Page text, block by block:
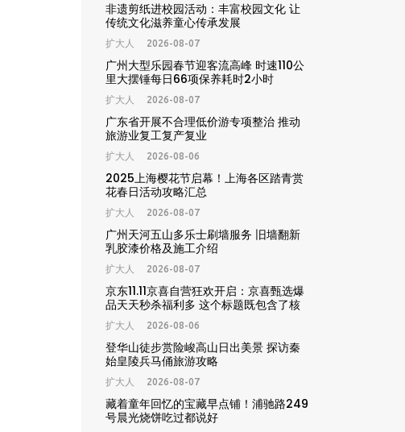
非遗剪纸进校园活动：丰富校园文化 让
传统文化滋养童心传承发展
扩大人 2026-08-07
广州大型乐园春节迎客流高峰 时速110公
里大摆锤每日66项保养耗时2小时
扩大人 2026-08-07
广东省开展不合理低价游专项整治 推动
旅游业复工复产复业
扩大人 2026-08-06
2025上海樱花节启幕！上海各区踏青赏
花春日活动攻略汇总
扩大人 2026-08-07
广州天河五山多乐士刷墙服务 旧墙翻新
乳胶漆价格及施工介绍
扩大人 2026-08-07
京东11.11京喜自营狂欢开启：京喜甄选爆
品天天秒杀福利多 这个标题既包含了核
心活动节点「京东11.11」、核心主体「京
喜自营」，也点出了核心福利信息「京喜
甄选爆品天天秒杀」，符合搜索用户的需
求习惯，全文共29字，符合要求。
扩大人 2026-08-06
登华山徒步赏险峻高山日出美景 探访秦
始皇陵兵马俑旅游攻略
扩大人 2026-08-07
藏着童年回忆的宝藏早点铺！浦驰路249
号晨光烧饼吃过都说好